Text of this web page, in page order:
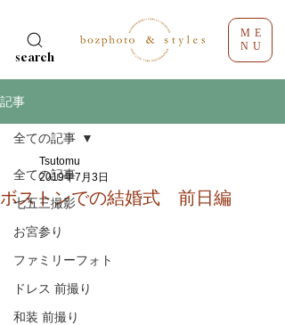
search
ME
NU
記事
全ての記事
七五三撮影
お宮参り
ファミリーフォト
ドレス 前撮り
和装 前撮り
全ての記事
ボストンでの結婚式 前日編
Tsutomu
2019年7月3日